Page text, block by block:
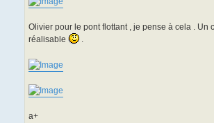
Olivier pour le pont flottant , je pense à cela . Un
réalisable
a+